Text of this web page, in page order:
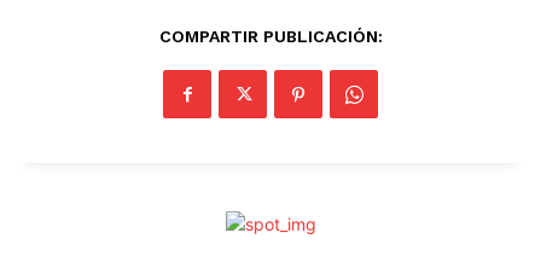
COMPARTIR PUBLICACIÓN: